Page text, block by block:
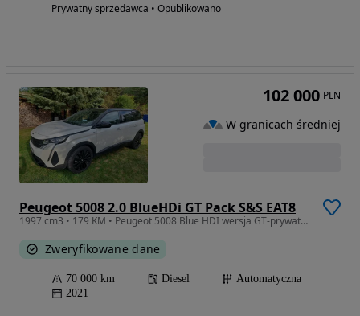
Prywatny sprzedawca • Opublikowano
Peugeot 5008 2.0 BlueHDi GT Pack S&S EAT8
1997 cm3 • 179 KM • Peugeot 5008 Blue HDI wersja GT-prywatnie
Zweryfikowane dane
70 000 km Diesel
Automatyczna
2021
102 000 PLN
W granicach średniej